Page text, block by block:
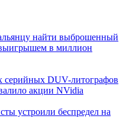
найти выброшенный
в миллион
серийных DUV-литографов
акции NVidia
устроили беспредел на